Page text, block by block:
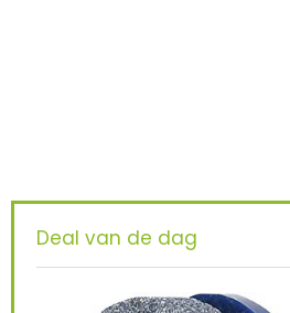
Deal van de dag